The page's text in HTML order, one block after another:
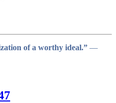
of a worthy ideal.” ―